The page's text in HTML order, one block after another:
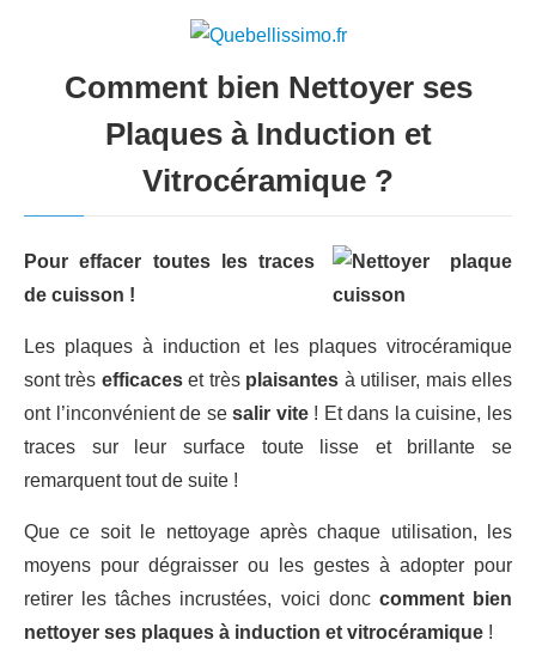
Comment bien Nettoyer ses
Plaques à Induction et
Vitrocéramique ?
Pour effacer toutes les traces
de cuisson !
Les plaques à induction et les plaques vitrocéramique
sont très efficaceset très plaisantes à utiliser, mais elles
ont l’inconvénient de sesalir vite! Et dans la cuisine, les
traces sur leur surface toute lisse et brillante se
remarquent tout de suite !
Que ce soit le nettoyage après chaque utilisation, les
moyens pour dégraisser ou les gestes à adopter pour
retirer les tâches incrustées, voici donc comment bien
nettoyer ses plaques à induction et vitrocéramique !